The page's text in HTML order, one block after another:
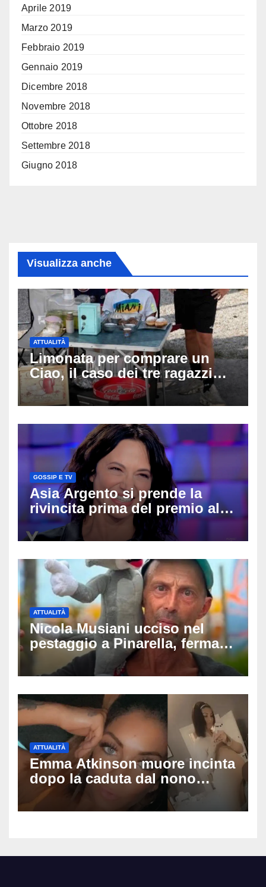
Aprile 2019
Marzo 2019
Febbraio 2019
Gennaio 2019
Dicembre 2018
Novembre 2018
Ottobre 2018
Settembre 2018
Giugno 2018
Visualizza anche
ATTUALITÀ
Limonata per comprare un
Ciao, il caso dei tre ragazzi
divide l’Italia: Fedriga li invita
in Regione, Vannacci li
GOSSIP E TV
Asia Argento si prende la
rivincita prima del premio alla
carriera: «Mi chiamano
raccomandata e cagna»
ATTUALITÀ
Nicola Musiani ucciso nel
pestaggio a Pinarella, fermati
quattro giovani: la svolta
dopo video, intercettazioni e
ATTUALITÀ
Emma Atkinson muore incinta
dopo la caduta dal nono
piano: la figlia nasce 30
minuti dopo e sta bene